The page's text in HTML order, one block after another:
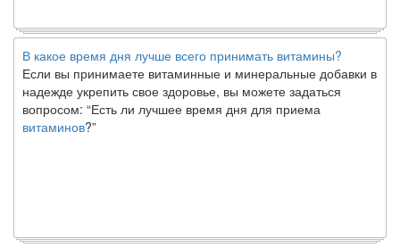
В какое время дня лучше всего принимать витамины?
Если вы принимаете витаминные и минеральные добавки в
надежде укрепить свое здоровье, вы можете задаться
вопросом: “Есть ли лучшее время дня для приема
витаминов ?”